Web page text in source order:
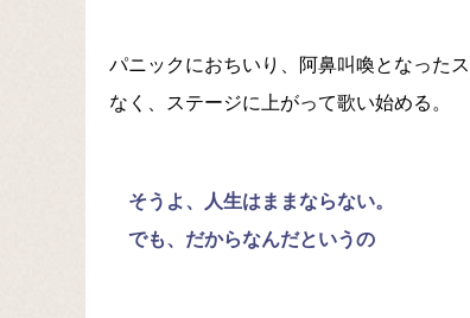
パニックにおちいり、阿鼻叫喚となった
なく、ステージに上がって歌い始める。
そうよ、人生はままならない。
でも、だからなんだというの